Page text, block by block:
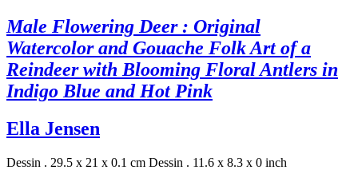
Male Flowering Deer : Original
Watercolor and Gouache Folk Art of a
Reindeer with Blooming Floral Antlers in
Indigo Blue and Hot Pink
Ella Jensen
Dessin . 29.5 x 21 x 0.1 cm Dessin . 11.6 x 8.3 x 0 inch